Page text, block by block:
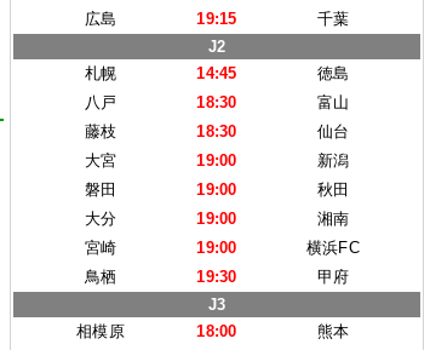
広島
19:15
千葉
J2
札幌
14:45
徳島
八戸
18:30
富山
藤枝
18:30
仙台
大宮
19:00
新潟
磐田
19:00
秋田
大分
19:00
湘南
宮崎
19:00
横浜FC
鳥栖
19:30
甲府
J3
相模原
18:00
熊本